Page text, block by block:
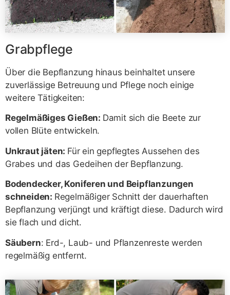
Grabpflege
Über die Bepflanzung hinaus beinhaltet unsere
zuverlässige Betreuung und Pflege noch einige
weitere Tätigkeiten:
Regelmäßiges Gießen: Damit sich die Beete zur
vollen Blüte entwickeln.
Unkraut jäten: Für ein gepflegtes Aussehen des
Grabes und das Gedeihen der Bepflanzung.
Bodendecker, Koniferen und Beipflanzungen
schneiden: Regelmäßiger Schnitt der dauerhaften
Bepflanzung verjüngt und kräftigt diese. Dadurch wird
sie flach und dicht.
Säubern: Erd-, Laub- und Pflanzenreste werden
regelmäßig entfernt.